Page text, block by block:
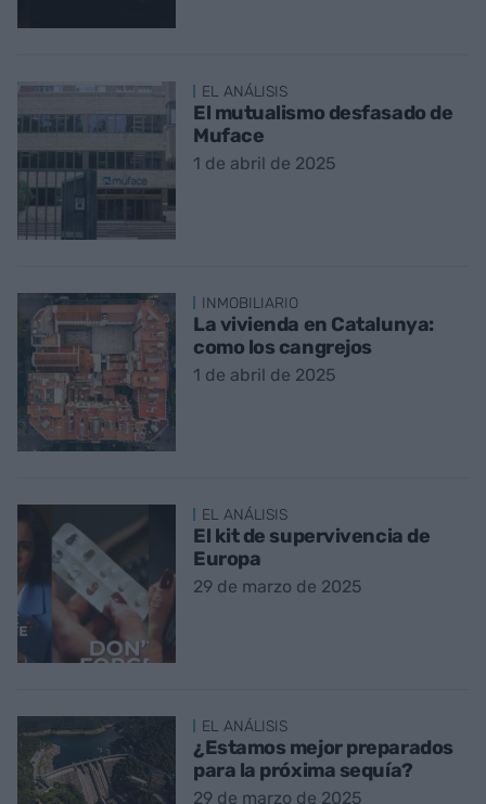
EL ANÁLISIS
El mutualismo desfasado de
Muface
1 de abril de 2025
INMOBILIARIO
La vivienda en Catalunya:
como los cangrejos
1 de abril de 2025
EL ANÁLISIS
El kit de supervivencia de
Europa
29 de marzo de 2025
EL ANÁLISIS
¿Estamos mejor preparados
para la próxima sequía?
29 de marzo de 2025